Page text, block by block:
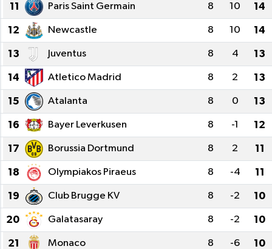
11 Paris Saint Germain 8 10 14
12 Newcastle 8 10 14
13 Juventus 8 4 13
14 Atletico Madrid 8 2 13
15 Atalanta 8 0 13
16 Bayer Leverkusen 8 -1 12
17 Borussia Dortmund 8 2 11
18 Olympiakos Piraeus 8 -4 11
19 Club Brugge KV 8 -2 10
20 Galatasaray 8 -2 10
21 Monaco 8 -6 10